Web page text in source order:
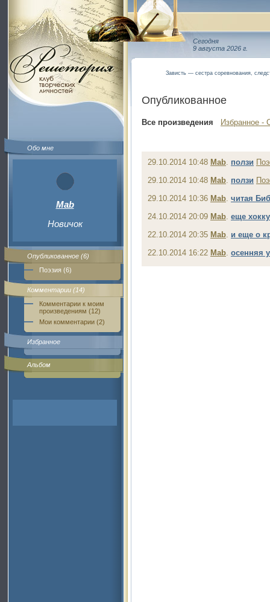
Обо мне
Mab
Новичок
Опубликованное (6)
Поэзия (6)
Комментарии (14)
Комментарии к моим
произведениям (12)
Мои комментарии (2)
Избранное
Альбом
Сегодня
9 августа 2026 г.
Зависть — сестра соревнования,
Опубликованное
Все произведения Избранное -
29.10.2014 10:48 Mab. ползи
29.10.2014 10:48 Mab. ползи
29.10.2014 10:36 Mab. читая
24.10.2014 20:09 Mab. еще хокку
22.10.2014 20:35 Mab. и еще о
22.10.2014 16:22 Mab. осенняя